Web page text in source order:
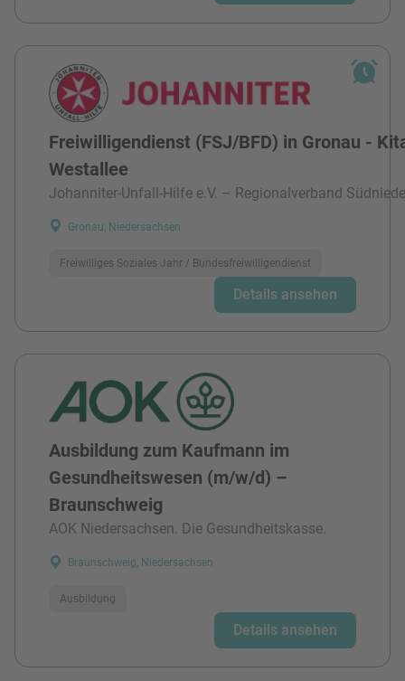
Freiwilligendienst (FSJ/BFD) in Gronau -
Westallee
Johanniter-Unfall-Hilfe e.V. – Regionalverband
Gronau, Niedersachsen
Freiwilliges Soziales Jahr / Bundesfreiwilligendienst
Details ansehen
Ausbildung zum Kaufmann im
Gesundheitswesen (m/w/d) –
Braunschweig
AOK Niedersachsen. Die Gesundheitskasse.
Braunschweig, Niedersachsen
Ausbildung
Details ansehen